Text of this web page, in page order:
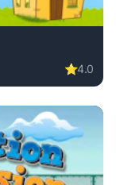
⭐4.0
no download